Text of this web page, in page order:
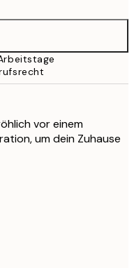
38 €
54,45 €
119 €
vor einem
um dein Zuhause